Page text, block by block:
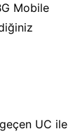
Mobile
UC ile